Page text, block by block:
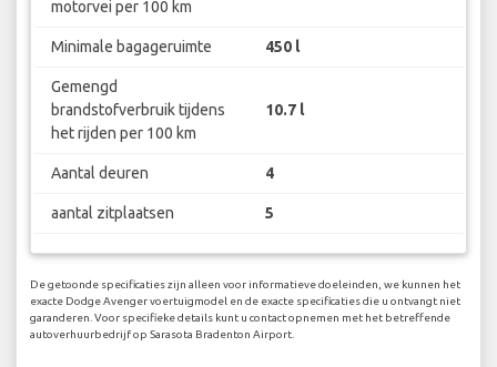
motorvei per 100 km
Minimale bagageruimte 450 l
Gemengd
brandstofverbruik tijdens
het rijden per 100 km
10.7 l
Aantal deuren 4
aantal zitplaatsen 5
De getoonde specificaties zijn alleen voor informatieve doeleinden, we kunnen het
exacte Dodge Avenger voertuigmodel en de exacte specificaties die u ontvangt niet
garanderen. Voor specifieke details kunt u contact opnemen met het betreffende
autoverhuurbedrijf op Sarasota Bradenton Airport.